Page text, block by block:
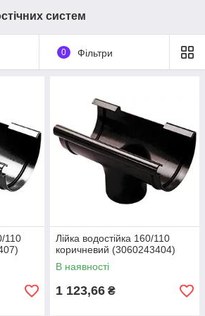
систем
0 Фільтри
110
Лійка водостійка 160/110
коричневий (3060243404)
В наявності
1 123,66 ₴